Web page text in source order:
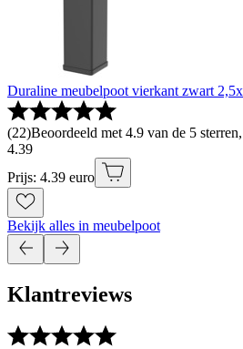
Duraline meubelpoot vierkant zwart
(22)Beoordeeld met 4.9 van de 5
4.39
Prijs: 4.39 euro
Bekijk alles in meubelpoot
Klantreviews